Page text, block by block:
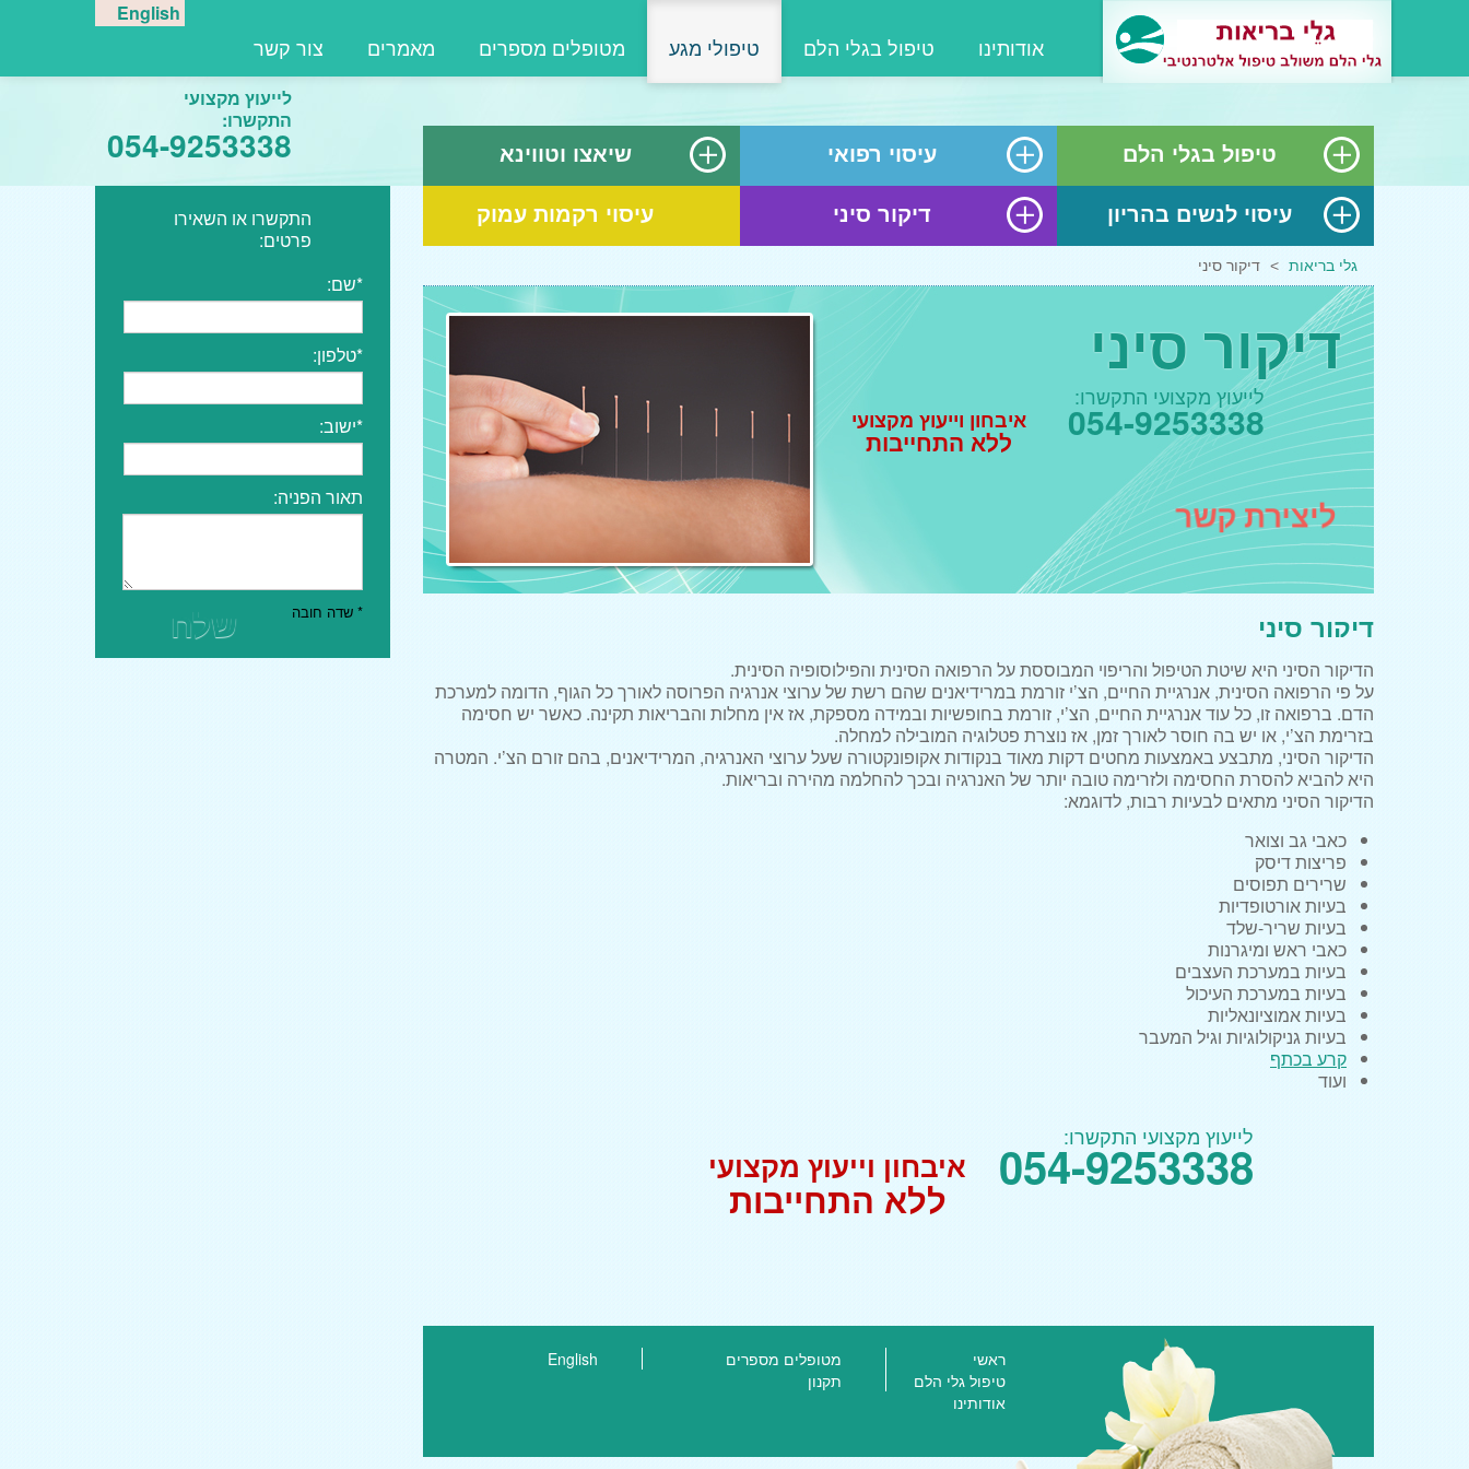
אודותינו טיפול בגלי הלם טיפולי מגע מטופלים מספרים מאמרים צור קשר
English
לייעוץ מקצועי
התקשרו:
054-9253338 טיפול בגלי הלם עיסוי רפואי
שיאצו וטווינא
עיסוי לנשים בהריון
דיקור סיני עיסוי רקמות עמוק
גלי בריאות > דיקור סיני
דיקור סיני
לייעוץ מקצועי התקשרו:
054-9253338 איבחון וייעוץ מקצועי
ללא התחייבות
ליצירת קשר
דיקור סיני
הדיקור הסיני היא שיטת הטיפול והריפוי המבוססת על הרפואה הסינית והפילוסופיה הסינית.
על פי הרפואה הסינית, אנרגיית החיים, הצ’י זורמת במרידיאנים שהם רשת של ערוצי אנרגיה הפרוסה לאורך כל הגוף, הדומה למערכת
הדם. ברפואה זו, כל עוד אנרגיית החיים, הצ’י, זורמת בחופשיות ובמידה מספקת, אז אין מחלות והבריאות תקינה. כאשר יש חסימה
בזרימת הצ’י, או יש בה חוסר לאורך זמן, אז נוצרת פטלוגיה המובילה למחלה.
הדיקור הסיני, מתבצע באמצעות מחטים דקות מאוד בנקודות אקופונקטורה שעל ערוצי האנרגיה, המרידיאנים, בהם זורם הצ’י. המטרה
היא להביא להסרת החסימה ולזרימה טובה יותר של האנרגיה ובכך להחלמה מהירה ובריאות.
הדיקור הסיני מתאים לבעיות רבות, לדוגמא:
כאבי גב וצואר
פריצות דיסק
שרירים תפוסים
בעיות אורטופדיות
בעיות שריר-שלד
כאבי ראש ומיגרנות
בעיות במערכת העצבים
בעיות במערכת העיכול
בעיות אמוציונאליות
בעיות גניקולוגיות וגיל המעבר
קרע בכתף
ועוד
לייעוץ מקצועי התקשרו:
054-9253338 איבחון וייעוץ מקצועי
ללא התחייבות
התקשרו או השאירו
פרטים:
*שם:
*טלפון:
*ישוב:
תאור הפניה:
שלח * שדה חובה
ראשי
טיפול גלי הלם
אודותינו
מטופלים מספרים
תקנון
English